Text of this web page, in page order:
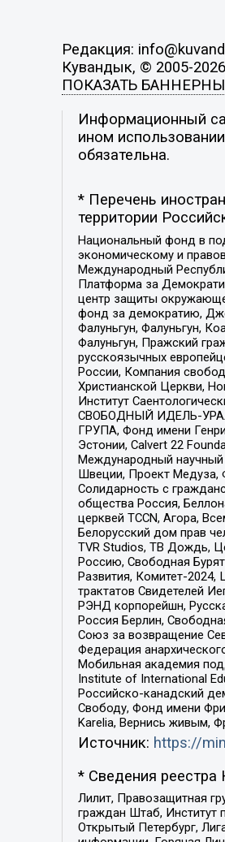
Редакция:
Кувандык, © 2005-
ПОКАЗАТЬ
Информационный
ином
обязательна.
* Перечень
территории
Национальный фонд в
экономическому и
Международный
Платформа за
центр защиты
фонд за демократию,
Фалуньгун, Фалуньгун,
Фалуньгун, Пражский
русскоязычных
России, Компания
Христианской Церкви,
Институт
СВОБОДНЫЙ ИДЕЛЬ-УРАЛ,
ГРУПА, Фонд имени
Эстонии, Calvert 22
Международный научный
Швеции, Проект Медуза,
Солидарность с
общества Россия,
церквей TCCN, Агора,
Белорусский дом прав
TVR Studios, ТВ Дождь,
Россию, Свободная
Развития, Комитет-
трактатов Свидетелей
РЭНД корпорейшн,
Россия Берлин,
Союз за возвращение
Федерация
Мобильная академия
Institute of International
Российско-канадский
Свободу, Фонд имени
Karelia, Вернись живым,
Источник: https://
* Сведения
Лилит, Правозащитная
граждан Штаб, Институт
Открытый Петербург,